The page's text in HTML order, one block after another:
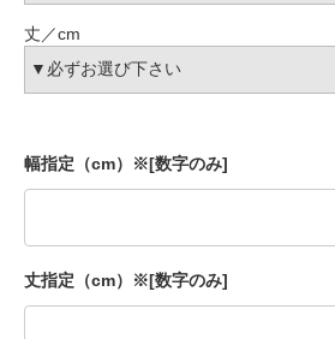
丈／cm
幅指定（cm）※[数字のみ]
丈指定（cm）※[数字のみ]